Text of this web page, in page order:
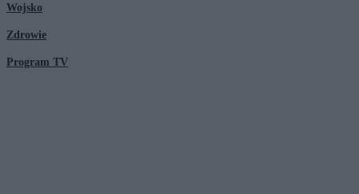
Wojsko
Zdrowie
Program TV